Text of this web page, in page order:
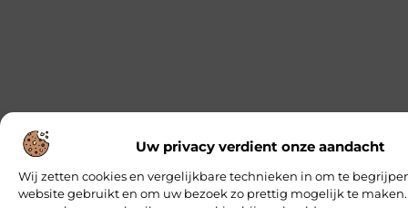
Uw privacy verdient onze aandacht
Wij zetten cookies en vergelijkbare technieken in om te
website gebruikt en om uw bezoek zo prettig mogelijk te